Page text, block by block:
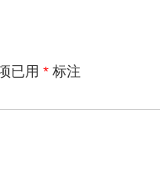
已用 * 标注